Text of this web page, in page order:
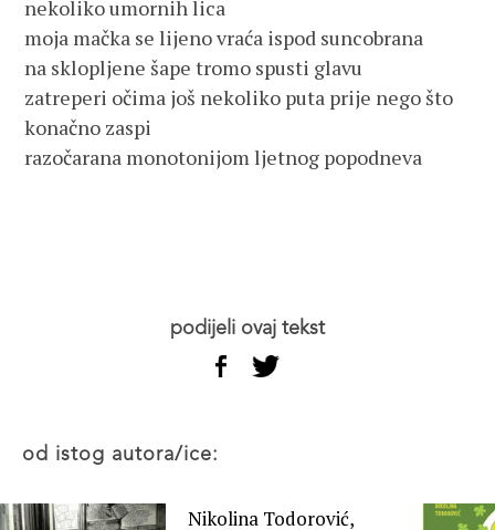
nekoliko umornih lica
moja mačka se lijeno vraća ispod suncobrana
na sklopljene šape tromo spusti glavu
zatreperi očima još nekoliko puta prije nego što
konačno zaspi
razočarana monotonijom ljetnog popodneva
podijeli ovaj tekst
od istog autora/ice:
Nikolina Todorović,